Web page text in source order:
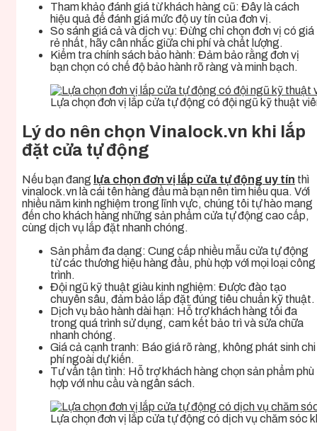
Tham khảo đánh giá từ khách hàng cũ: Đây là cách
hiệu quả để đánh giá mức độ uy tín của đơn vị.
So sánh giá cả và dịch vụ: Đừng chỉ chọn đơn vị có giá
rẻ nhất, hãy cân nhắc giữa chi phí và chất lượng.
Kiểm tra chính sách bảo hành: Đảm bảo rằng đơn vị
bạn chọn có chế độ bảo hành rõ ràng và minh bạch.
Lựa chọn đơn vị lắp cửa tự động có đội ngũ kỹ thuật
Lý do nên chọn Vinalock.vn khi lắp
đặt cửa tự động
Nếu bạn đang lựa chọn đơn vị lắp cửa tự động uy tín thì
vinalock.vn là cái tên hàng đầu mà bạn nên tìm hiểu qua. Với
nhiều năm kinh nghiệm trong lĩnh vực, chúng tôi tự hào mang
đến cho khách hàng những sản phẩm cửa tự động cao cấp,
cùng dịch vụ lắp đặt nhanh chóng.
Sản phẩm đa dạng: Cung cấp nhiều mẫu cửa tự động
từ các thương hiệu hàng đầu, phù hợp với mọi loại công
trình.
Đội ngũ kỹ thuật giàu kinh nghiệm: Được đào tạo
chuyên sâu, đảm bảo lắp đặt đúng tiêu chuẩn kỹ thuật.
Dịch vụ bảo hành dài hạn: Hỗ trợ khách hàng tối đa
trong quá trình sử dụng, cam kết bảo trì và sửa chữa
nhanh chóng.
Giá cả cạnh tranh: Báo giá rõ ràng, không phát sinh chi
phí ngoài dự kiến.
Tư vấn tận tình: Hỗ trợ khách hàng chọn sản phẩm phù
hợp với nhu cầu và ngân sách.
Lựa chọn đơn vị lắp cửa tự động có dịch vụ chăm sóc